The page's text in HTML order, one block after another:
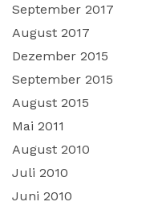
September 2017
August 2017
Dezember 2015
September 2015
August 2015
Mai 2011
August 2010
Juli 2010
Juni 2010